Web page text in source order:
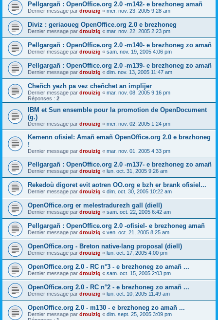
Pellgargañ : OpenOffice.org 2.0 -m142- e brezhoneg amañ
Dernier message par drouizig « mer. nov. 23, 2005 9:28 am
Diviz : geriaoueg OpenOffice.org 2.0 e brezhoneg
Dernier message par drouizig « mar. nov. 22, 2005 2:23 pm
Pellgargañ : OpenOffice.org 2.0 -m140- e brezhoneg zo amañ
Dernier message par drouizig « sam. nov. 19, 2005 4:06 pm
Pellgargañ : OpenOffice.org 2.0 -m139- e brezhoneg zo amañ
Dernier message par drouizig « dim. nov. 13, 2005 11:47 am
Cheñch yezh pa vez cheñchet an implijer
Dernier message par drouizig « mar. nov. 08, 2005 9:16 pm
Réponses : 2
IBM et Sun ensemble pour la promotion de OpenDocument
(g.)
Dernier message par drouizig « mer. nov. 02, 2005 1:24 pm
Kemenn ofisiel: Amañ emañ OpenOffice.org 2.0 e brezhoneg
!
Dernier message par drouizig « mar. nov. 01, 2005 4:33 pm
Pellgargañ : OpenOffice.org 2.0 -m137- e brezhoneg zo amañ
Dernier message par drouizig « lun. oct. 31, 2005 9:26 am
Rekedoù digoret evit aotren OO.org e bzh er brank ofisiel...
Dernier message par drouizig « dim. oct. 30, 2005 10:22 am
OpenOffice.org er melestradurezh gall (diell)
Dernier message par drouizig « sam. oct. 22, 2005 6:42 am
Pellgargañ : OpenOffice.org 2.0 -ofisiel- e brezhoneg amañ
Dernier message par drouizig « ven. oct. 21, 2005 8:25 am
OpenOffice.org - Breton native-lang proposal (diell)
Dernier message par drouizig « lun. oct. 17, 2005 4:00 pm
OpenOffice.org 2.0 - RC n°3 - e brezhoneg zo amañ ...
Dernier message par drouizig « sam. oct. 15, 2005 2:03 pm
OpenOffice.org 2.0 - RC n°2 - e brezhoneg zo amañ ...
Dernier message par drouizig « lun. oct. 10, 2005 11:49 am
OpenOffice.org 2.0 - m130 - e brezhoneg zo amañ ...
Dernier message par drouizig « dim. sept. 25, 2005 3:09 pm